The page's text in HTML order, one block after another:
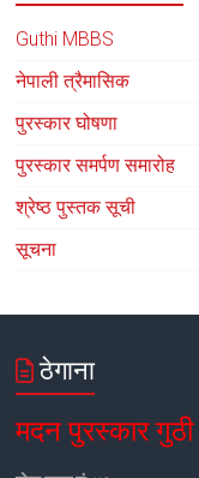
Guthi MBBS
नेपाली त्रैमासिक
पुरस्कार घोषणा
पुरस्कार समर्पण समारोह
श्रेष्ठ पुस्तक सूची
सूचना
ठेगाना
मदन पुरस्कार गुठी